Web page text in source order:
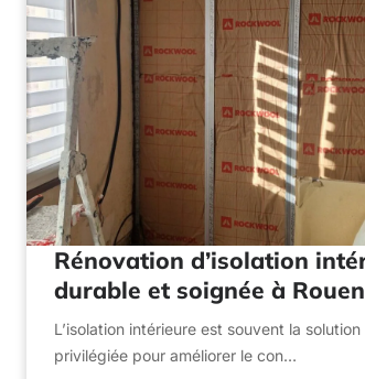
Rénovation d’isolation
durable et soignée à Rouen
L’isolation intérieure est souvent la solution
privilégiée pour améliorer le con…